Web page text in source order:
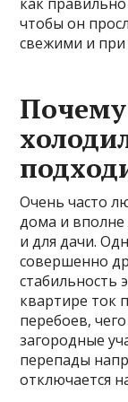
чтобы он
свежими и при
Очень часто
дома и
и для дачи.
совершенно
стабильность
квартире ток
перебоев,
загородные
перепады
отключается